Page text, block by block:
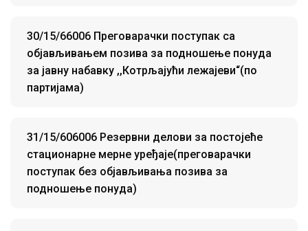
30/15/66006 Преговарачки поступак са
објављивањем позива за подношење понуда
за јавну набавку ,,Котрљајући лежајеви“(по
партијама)
31/15/606006 Резервни делови за постојеће
стационарне мерне уређаје(преговарачки
поступак без објављивања позива за
подношење понуда)